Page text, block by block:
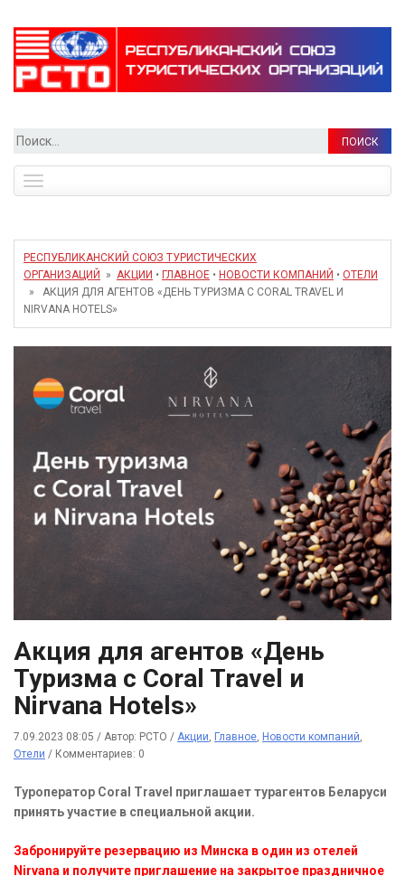
Найти:
navigation
РЕСПУБЛИКАНСКИЙ СОЮЗ ТУРИСТИЧЕСКИХ
ОРГАНИЗАЦИЙ
» АКЦИИ • ГЛАВНОЕ • НОВОСТИ КОМПАНИЙ • ОТЕЛИ
» АКЦИЯ ДЛЯ АГЕНТОВ «ДЕНЬ ТУРИЗМА С CORAL TRAVEL И
NIRVANA HOTELS»
Акция для агентов «День
Туризма с Coral Travel и
Nirvana Hotels»
7.09.2023 08:05 / Автор: РСТО / Акции, Главное, Новости компаний,
Отели / Комментариев: 0
Туроператор Coral Travel приглашает турагентов Беларуси
принять участие в специальной акции.
Забронируйте резервацию из Минска в один из отелей
Nirvana и получите приглашение на закрытое праздничное